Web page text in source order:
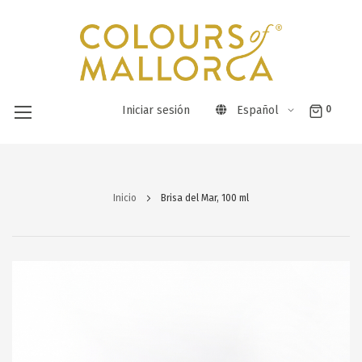
Iniciar sesión Español 0
Inicio Brisa del Mar, 100 ml